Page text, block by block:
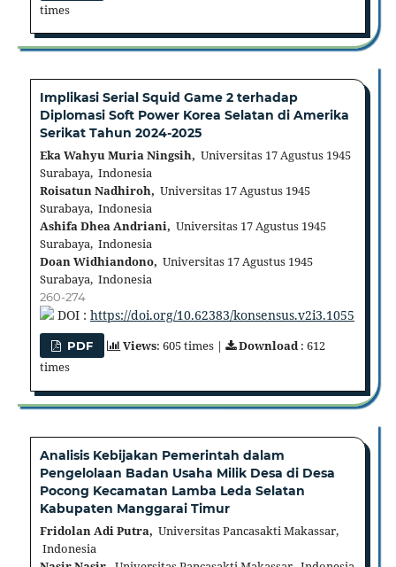
times
Implikasi Serial Squid Game 2 terhadap
Diplomasi Soft Power Korea Selatan di Amerika
Serikat Tahun 2024-2025
Eka Wahyu Muria Ningsih, Universitas 17 Agustus 1945
Surabaya, Indonesia
Roisatun Nadhiroh, Universitas 17 Agustus 1945
Surabaya, Indonesia
Ashifa Dhea Andriani, Universitas 17 Agustus 1945
Surabaya, Indonesia
Doan Widhiandono, Universitas 17 Agustus 1945
Surabaya, Indonesia
260-274
DOI : https://doi.org/10.62383/konsensus.v2i3.1055
PDF Views: 605 times | Download: 612
times
Analisis Kebijakan Pemerintah dalam
Pengelolaan Badan Usaha Milik Desa di Desa
Pocong Kecamatan Lamba Leda Selatan
Kabupaten Manggarai Timur
Fridolan Adi Putra, Universitas Pancasakti Makassar,
Indonesia